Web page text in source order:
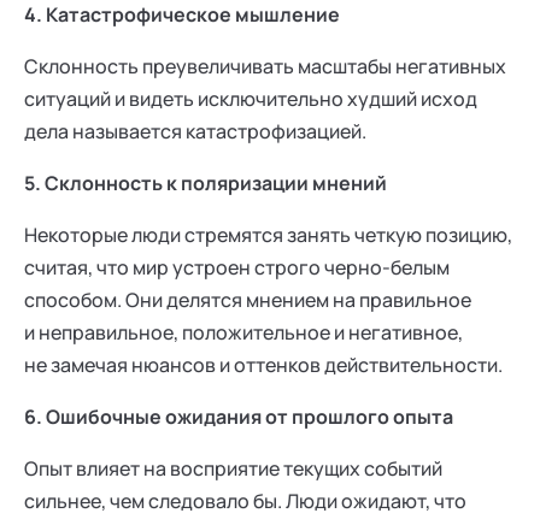
4. Катастрофическое мышление
Склонность преувеличивать масштабы негативных
ситуаций и видеть исключительно худший исход
дела называется катастрофизацией.
5. Склонность к поляризации мнений
Некоторые люди стремятся занять четкую позицию,
считая, что мир устроен строго черно-белым
способом. Они делятся мнением на правильное
и неправильное, положительное и негативное,
не замечая нюансов и оттенков действительности.
6. Ошибочные ожидания от прошлого опыта
Опыт влияет на восприятие текущих событий
сильнее, чем следовало бы. Люди ожидают, что